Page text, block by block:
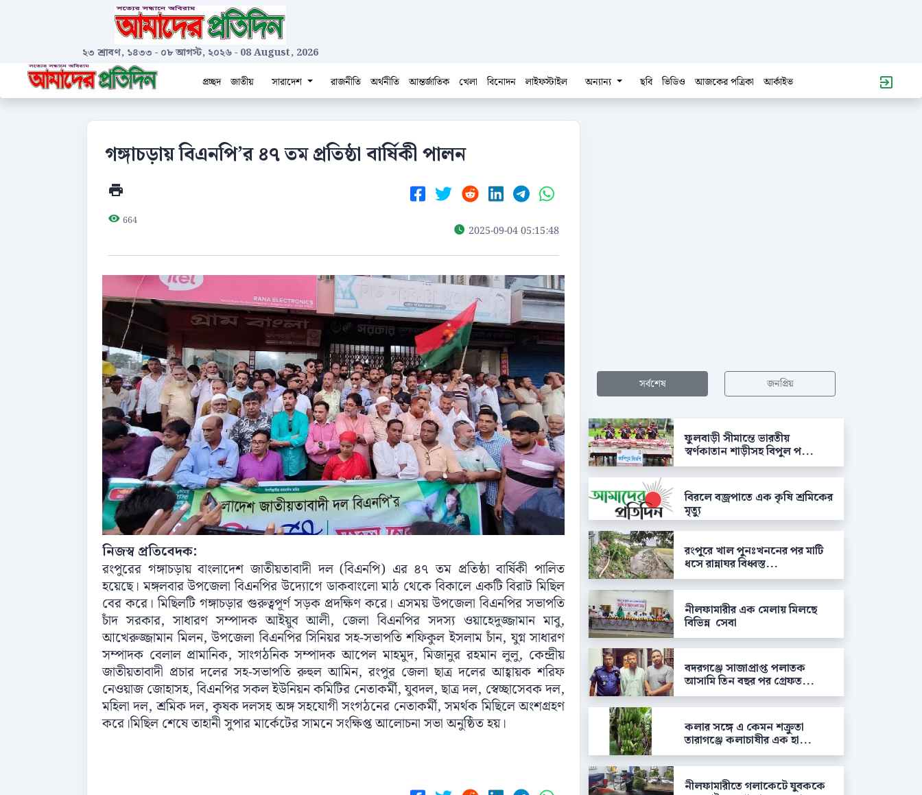
২৩ শ্রাবণ, ১৪৩৩ - ০৮ আগস্ট, ২০২৬- 08 August, 2026
প্রচ্ছদ
জাতীয় সারাদেশ রাজনীতি অর্থনীতি আন্তর্জাতিক খেলা বিনোদন লাইফস্টাইল অন্যান্য ছবি ভিডিও আজকের পত্রিকা আর্কাইভ
গঙ্গাচড়ায় বিএনপি’র ৪৭ তম প্রতিষ্ঠা বার্ষিকী পালন
664
2025-09-04 05:15:48
নিজস্ব প্রতিবেদক:
রংপুরের গঙ্গাচড়ায় বাংলাদেশ জাতীয়তাবাদী দল (বিএনপি) এর ৪৭ তম প্রতিষ্ঠা বার্ষিকী পালিত
হয়েছে। মঙ্গলবার উপজেলা বিএনপির উদ্যোগে ডাকবাংলো মাঠ থেকে বিকালে একটি বিরাট মিছিল
বের করে। মিছিলটি গঙ্গাচড়ার গুরুত্বপূর্ণ সড়ক প্রদক্ষিণ করে। এসময় উপজেলা বিএনপির সভাপতি
চাঁদ সরকার, সাধারণ সম্পাদক আইয়ুব আলী, জেলা বিএনপির সদস্য ওয়াহেদুজ্জামান মাবু,
আখেরুজ্জামান মিলন, উপজেলা বিএনপির সিনিয়র সহ-সভাপতি শফিকুল ইসলাম চাঁন, যুগ্ন সাধারণ
সম্পাদক বেলাল প্রামানিক, সাংগঠনিক সম্পাদক আপেল মাহমুদ, মিজানুর রহমান লুলু, কেন্দ্রীয়
জাতীয়তাবাদী প্রচার দলের সহ-সভাপতি রুহুল আমিন, রংপুর জেলা ছাত্র দলের আহ্বায়ক শরিফ
নেওয়াজ জোহাসহ, বিএনপির সকল ইউনিয়ন কমিটির নেতাকর্মী, যুবদল, ছাত্র দল, স্বেচ্ছাসেবক দল,
মহিলা দল, শ্রমিক দল, কৃষক দলসহ অঙ্গ সহযোগী সংগঠনের নেতাকর্মী, সমর্থক মিছিলে অংশগ্রহণ
করে।মিছিল শেষে তাহানী সুপার মার্কেটের সামনে সংক্ষিপ্ত আলোচনা সভা অনুষ্ঠিত হয়।
সর্বশেষ জনপ্রিয়
ফুলবাড়ী সীমান্তে ভারতীয়
স্বর্ণকাতান শাড়ীসহ বিপুল প...
বিরলে বজ্রপাতে এক কৃষি শ্রমিকের
মৃত্যু
রংপুরে খাল পুনঃখননের পর মাটি
ধসে রান্নাঘর বিধ্বস্ত...
নীলফামারীর এক মেলায় মিলছে
বিভিন্ন সেবা
বদরগঞ্জে সাজাপ্রাপ্ত পলাতক
আসামি তিন বছর পর গ্রেফত...
কলার সঙ্গে এ কেমন শক্রুতা
তারাগঞ্জে কলাচাষীর এক হা...
নীলফামারীতে গলাকেটে যুবককে